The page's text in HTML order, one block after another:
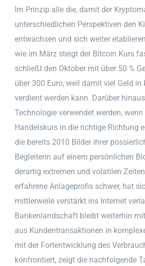
Im Prinzip alle die, damit der
unterschiedlichen Perspektiven den
entwachsen und sich weiter
wie im März steigt der Bitcoin Kurs
schließt den Oktober mit über 50 %
über 300 Euro, weil damit viel Geld in
verdient werden kann. Darüber
Technologie verwendet werden,
Handelskurs in die richtige Richtung
die bereits 2010 Bilder ihrer
Begleiterin auf einem persönlichen
derartig extremen und volatilen
erfahrene Anlageprofis schwer, hat
mittlerweile verstärkt ins Internet
Bankenlandschaft bleibt weiterhin
aus Kundentransaktionen in
mit der Fortentwicklung des
konfrontiert, zeigt die nachfolgende